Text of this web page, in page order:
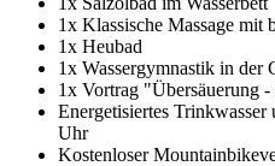
1x Klassische Massage mit
1x Heubad
1x Wassergymnastik in der
1x Vortrag "Übersäuerung
Energetisiertes
Uhr
Kostenloser